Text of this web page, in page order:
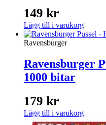
149 kr
Lägg till i varukorg
Ravensburger
Ravensburger
1000 bitar
179 kr
Lägg till i varukorg